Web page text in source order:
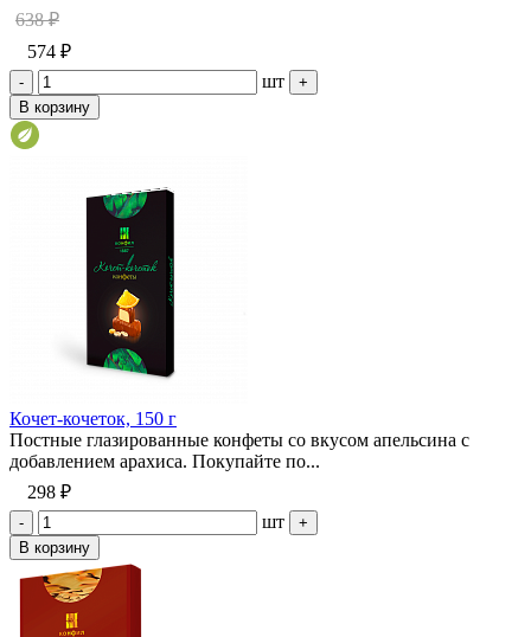
638 ₽
574 ₽
- шт
+
В корзину
Кочет-кочеток, 150 г
Постные глазированные конфеты со вкусом апельсина с
добавлением арахиса. Покупайте по...
298 ₽
- шт
+
В корзину